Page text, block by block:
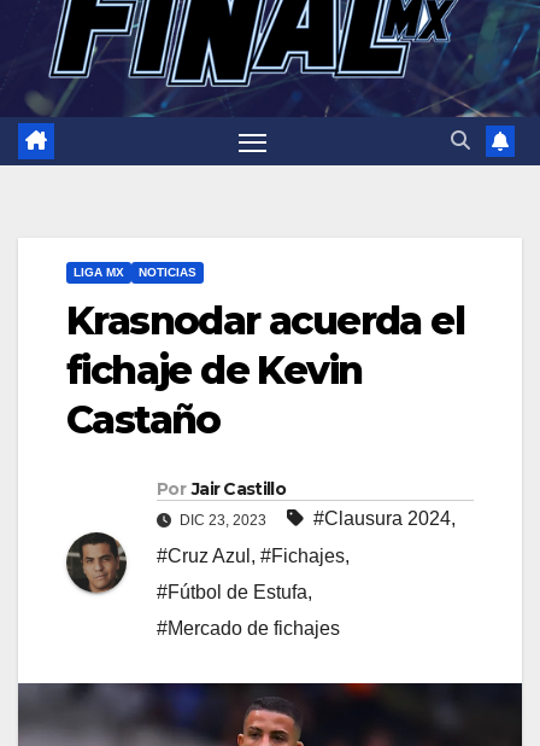
LIGA MX NOTICIAS
Krasnodar acuerda el
fichaje de Kevin
Castaño
Por Jair Castillo
DIC 23, 2023 #Clausura 2024,
#Cruz Azul , #Fichajes,
#Fútbol de Estufa,
#Mercado de fichajes